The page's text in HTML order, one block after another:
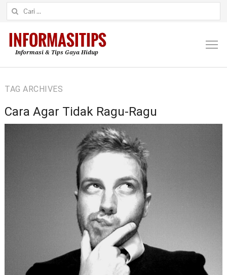
Cari untuk:
TAG ARCHIVES
Cara Agar Tidak Ragu-Ragu